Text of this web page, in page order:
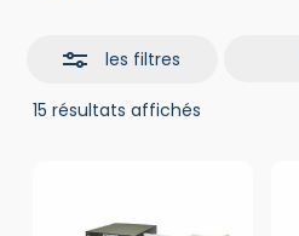
les filtres
15 résultats affichés